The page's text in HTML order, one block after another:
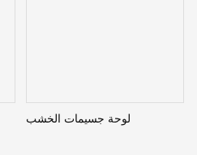
لوحة جسيمات الخشب